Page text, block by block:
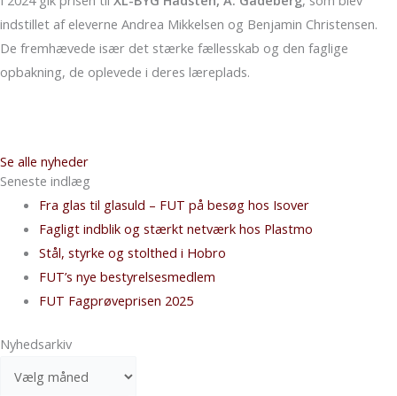
indstillet af eleverne Andrea Mikkelsen og Benjamin Christensen.
De fremhævede især det stærke fællesskab og den faglige
opbakning, de oplevede i deres læreplads.
Se alle nyheder
Seneste indlæg
Fra glas til glasuld – FUT på besøg hos Isover
Fagligt indblik og stærkt netværk hos Plastmo
Stål, styrke og stolthed i Hobro
FUT’s nye bestyrelsesmedlem
FUT Fagprøveprisen 2025
Nyhedsarkiv